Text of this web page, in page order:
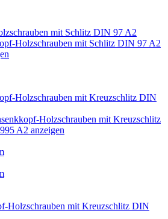
mit Schlitz DIN 97 A2
Holzschrauben mit Schlitz DIN 97 A2
Holzschrauben mit Kreuzschlitz DIN
Holzschrauben mit Kreuzschlitz
A2 anzeigen
Holzschrauben mit Kreuzschlitz DIN